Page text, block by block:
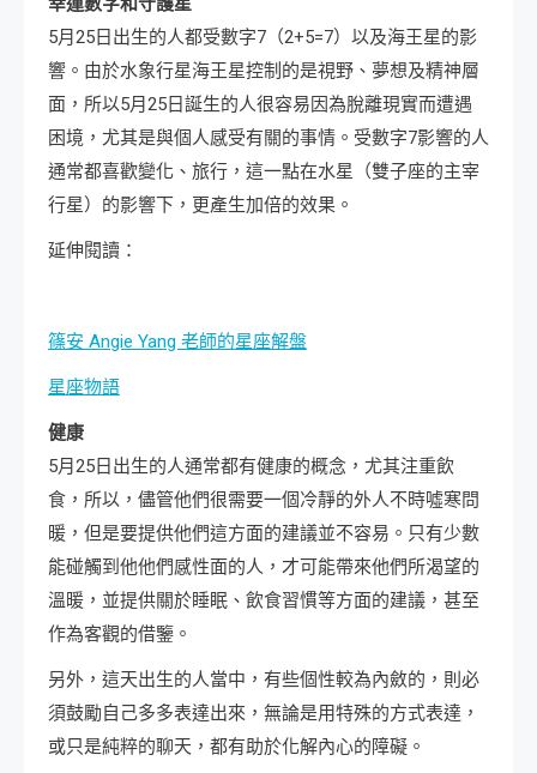
5月25日出生的人都受數字7（2+5=7）以及海王星的影
響。由於水象行星海王星控制的是視野、夢想及精神層
面，所以5月25日誕生的人很容易因為脫離現實而遭遇
困境，尤其是與個人感受有關的事情。受數字7影響的人
通常都喜歡變化、旅行，這一點在水星（雙子座的主宰
行星）的影響下，更產生加倍的效果。
延伸閱讀：
篠安 Angie Yang 老師的星座解盤
星座物語
健康
5月25日出生的人通常都有健康的概念，尤其注重飲
食，所以，儘管他們很需要一個冷靜的外人不時噓寒問
暖，但是要提供他們這方面的建議並不容易。只有少數
能碰觸到他他們感性面的人，才可能帶來他們所渴望的
溫暖，並提供關於睡眠、飲食習慣等方面的建議，甚至
作為客觀的借鑒。
另外，這天出生的人當中，有些個性較為內斂的，則必
須鼓勵自己多多表達出來，無論是用特殊的方式表達，
或只是純粹的聊天，都有助於化解內心的障礙。